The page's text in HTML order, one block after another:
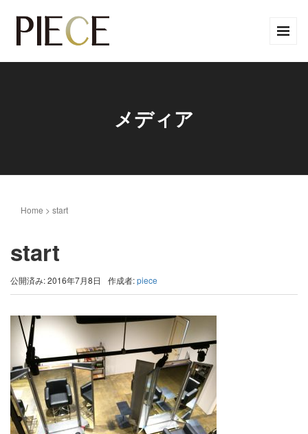
メディア
Home > start
start
公開済み: 2016年7月8日 作成者:piece